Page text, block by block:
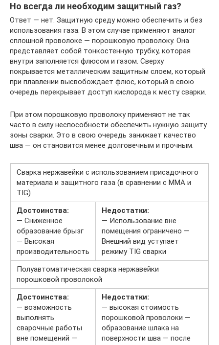
Но всегда ли необходим защитный газ?
Ответ — нет. Защитную среду можно обеспечить и без
использования газа. В этом случае применяют аналог
сплошной проволоке — порошковую проволоку. Она
представляет собой тонкостенную трубку, которая
внутри заполняется флюсом и газом. Сверху
покрывается металлическим защитным слоем, который
при плавлении высвобождает флюс, который в свою
очередь перекрывает доступ кислорода к месту сварки.
При этом порошковую проволоку применяют не так
часто в силу неспособности обеспечить нужную защиту
зоны сварки. Это в свою очередь занижает качество
шва — он становится менее долговечным и прочным.
Сварка нержавейки с использованием присадочного
материала и защитного газа (в сравнении с MMA и
TIG)
Достоинства:
— Сниженное
образование брызг
— Высокая
производительность
Недостатки:
— Использование вне
помещения ограничено —
Внешний вид уступает
режиму TIG сварки
Полуавтоматическая сварка нержавейки
порошковой проволокой
Достоинства:
— возможность
выполнять
сварочные работы
вне помещений —
Недостатки:
— высокая стоимость
порошковой проволоки —
образование шлака на
поверхности шва — после